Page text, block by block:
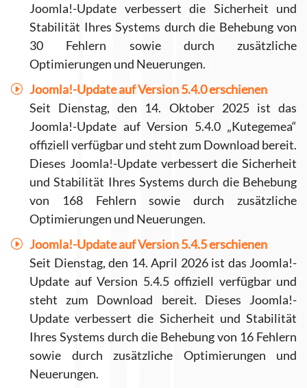
Joomla!-Update verbessert die Sicherheit und
Stabilität Ihres Systems durch die Behebung von
30 Fehlern sowie durch zusätzliche
Optimierungen und Neuerungen.
Joomla!-Update auf Version 5.4.0 erschienen
Seit Dienstag, den 14. Oktober 2025 ist das
Joomla!-Update auf Version 5.4.0 „Kutegemea“
offiziell verfügbar und steht zum Download bereit.
Dieses Joomla!-Update verbessert die Sicherheit
und Stabilität Ihres Systems durch die Behebung
von 168 Fehlern sowie durch zusätzliche
Optimierungen und Neuerungen.
Joomla!-Update auf Version 5.4.5 erschienen
Seit Dienstag, den 14. April 2026 ist das Joomla!-
Update auf Version 5.4.5 offiziell verfügbar und
steht zum Download bereit. Dieses Joomla!-
Update verbessert die Sicherheit und Stabilität
Ihres Systems durch die Behebung von 16 Fehlern
sowie durch zusätzliche Optimierungen und
Neuerungen.